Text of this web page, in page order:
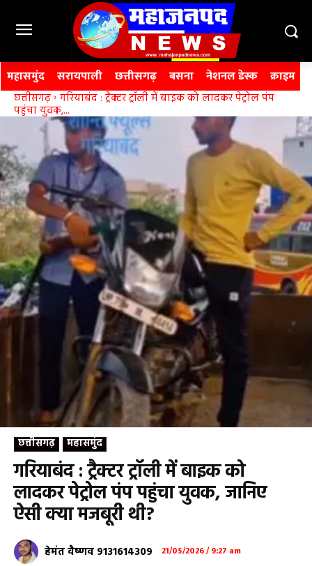
महासमुंद सरायपाली छत्तीसगढ़ बसना नेशनल डेस्क क्राइम
छत्तीसगढ़ गरियाबंद : ट्रैक्टर ट्रॉली में बाइक को लादकर पेट्रोल पंप
पहुंचा युवक,...
छत्तीसगढ़ महासमुंद
गरियाबंद : ट्रैक्टर ट्रॉली में बाइक को
लादकर पेट्रोल पंप पहुंचा युवक, जानिए
ऐसी क्या मजबूरी थी?
हेमंत वैष्णव 9131614309 21/05/2026 / 9:27 am